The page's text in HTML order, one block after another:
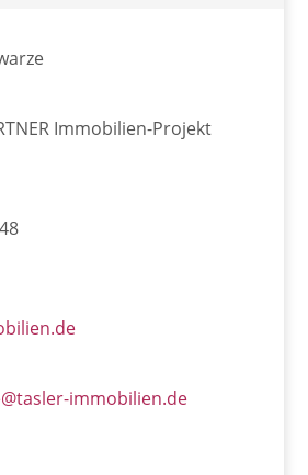
Immobilien-Projekt
immobilien.de